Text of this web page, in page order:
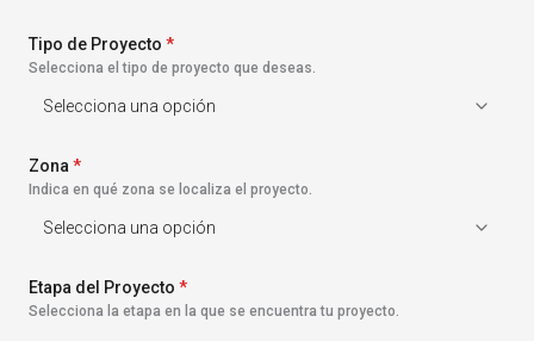
n
i
o
1
Tipo de Proyecto *
Selecciona el tipo de proyecto que deseas.
Zona *
Indica en qué zona se localiza el proyecto.
Etapa del Proyecto *
Selecciona la etapa en la que se encuentra tu proyecto.